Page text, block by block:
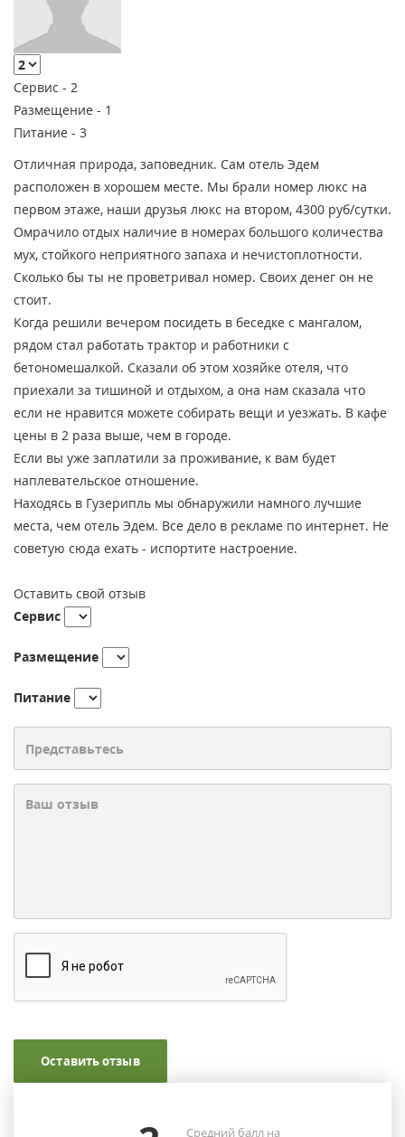
Сервис - 2
Размещение - 1
Питание - 3
Отличная природа, заповедник. Сам отель Эдем
расположен в хорошем месте. Мы брали номер люкс на
первом этаже, наши друзья люкс на втором, 4300 руб/сутки.
Омрачило отдых наличие в номерах большого количества
мух, стойкого неприятного запаха и нечистоплотности.
Сколько бы ты не проветривал номер. Своих денег он не
стоит.
Когда решили вечером посидеть в беседке с мангалом,
рядом стал работать трактор и работники с
бетономешалкой. Сказали об этом хозяйке отеля, что
приехали за тишиной и отдыхом, а она нам сказала что
если не нравится можете собирать вещи и уезжать. В кафе
цены в 2 раза выше, чем в городе.
Если вы уже заплатили за проживание, к вам будет
наплевательское отношение.
Находясь в Гузерипль мы обнаружили намного лучшие
места, чем отель Эдем. Все дело в рекламе по интернет. Не
советую сюда ехать - испортите настроение.
Оставить свой отзыв
Сервис
Размещение
Питание
Оставить отзыв
Средний балл на